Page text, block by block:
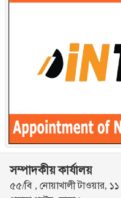
সম্পাদকীয় কার্যালয়
৫৫/বি , নোয়াখালী টাওয়ার,